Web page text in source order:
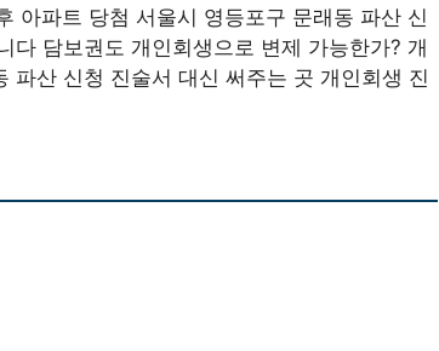
아파트 당첨 서울시 영등포구 문래동 파산 신
다 담보권도 개인회생으로 변제 가능한가? 개
파산 신청 진술서 대신 써주는 곳 개인회생 진